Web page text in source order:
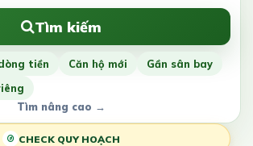
Tìm kiếm
tiền Căn hộ mới
Gần sân bay
Tìm nâng cao →
CHECK QUY HOẠCH